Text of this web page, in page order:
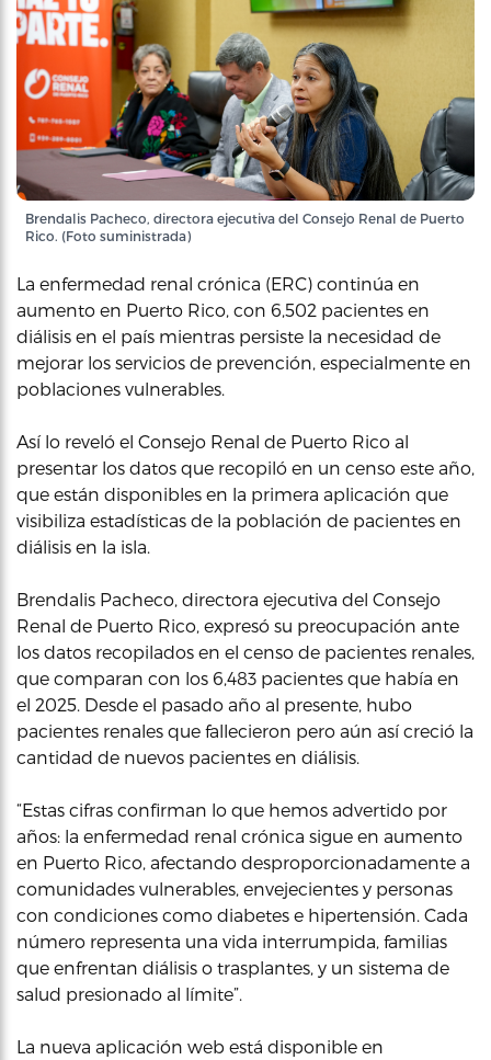
Brendalis Pacheco, directora ejecutiva del Consejo Renal de Puerto
Rico. (Foto suministrada)
La enfermedad renal crónica (ERC) continúa en
aumento en Puerto Rico, con 6,502 pacientes en
diálisis en el país mientras persiste la necesidad de
mejorar los servicios de prevención, especialmente en
poblaciones vulnerables.
Así lo reveló el Consejo Renal de Puerto Rico al
presentar los datos que recopiló en un censo este año,
que están disponibles en la primera aplicación que
visibiliza estadísticas de la población de pacientes en
diálisis en la isla.
Brendalis Pacheco, directora ejecutiva del Consejo
Renal de Puerto Rico, expresó su preocupación ante
los datos recopilados en el censo de pacientes renales,
que comparan con los 6,483 pacientes que había en
el 2025. Desde el pasado año al presente, hubo
pacientes renales que fallecieron pero aún así creció la
cantidad de nuevos pacientes en diálisis.
“Estas cifras confirman lo que hemos advertido por
años: la enfermedad renal crónica sigue en aumento
en Puerto Rico, afectando desproporcionadamente a
comunidades vulnerables, envejecientes y personas
con condiciones como diabetes e hipertensión. Cada
número representa una vida interrumpida, familias
que enfrentan diálisis o trasplantes, y un sistema de
salud presionado al límite”.
La nueva aplicación web está disponible en